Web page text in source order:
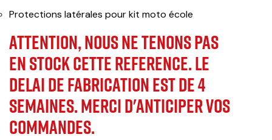
Protections latérales pour kit moto école
ATTENTION,NOUS NE TENONS PAS
EN STOCK CETTE REFERENCE. LE
DELAI DE FABRICATION EST DE 4
SEMAINES. MERCI D'ANTICIPER VOS
COMMANDES.